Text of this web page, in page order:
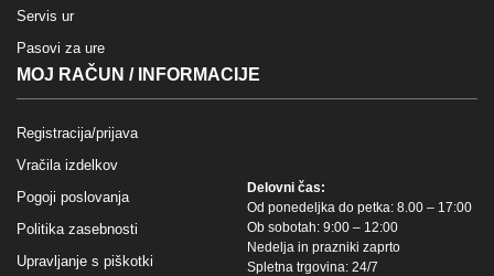
Servis ur
Pasovi za ure
MOJ RAČUN / INFORMACIJE
Registracija/prijava
Vračila izdelkov
Pogoji poslovanja
Politika zasebnosti
Upravljanje s piškotki
Delovni čas:
Od ponedeljka do petka: 8.00 – 17:00
Ob sobotah: 9:00 – 12:00
Nedelja in prazniki zaprto
Spletna trgovina: 24/7